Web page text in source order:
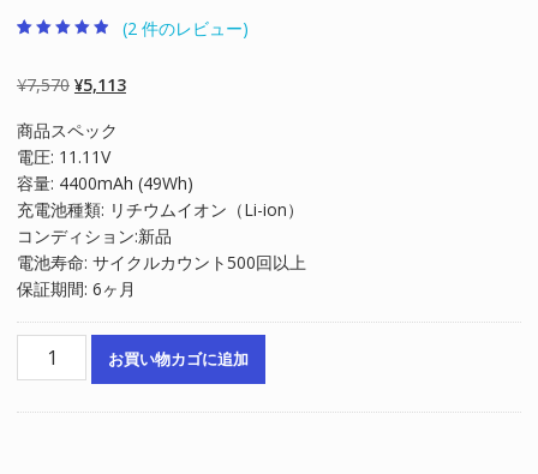
段階評価のう
ち、4.50 点
(2 件のレビュー)
¥7,570 元
価
格
は
¥7,570
で
し
た。
¥5,113現
格
は
¥5,113
で
す。
商品スペック
電圧: 11.11V
容量: 4400mAh (49Wh)
充電池種類: リチウムイオン（Li-ion）
コンディション:新品
電池寿命: サイクルカウント500回以上
保証期間: 6ヶ月
お買い物カゴに追加